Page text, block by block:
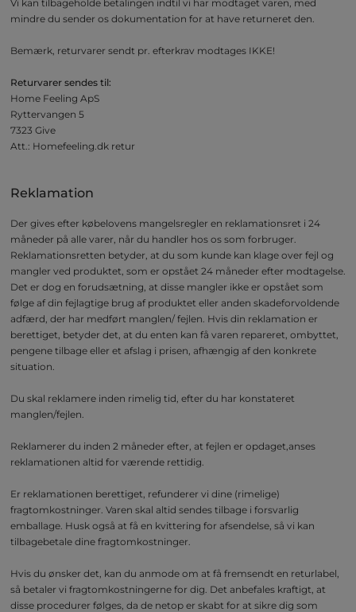
Vi kan tilbageholde betalingen indtil vi har modtaget varen, med
mindre du sender os dokumentation for at have returneret den.
Bemærk, returvarer sendt pr. efterkrav modtages IKKE!
Returvarer sendes til:
Home Feeling ApS
Ryttervangen 5
7323 Give
Att.: Homefeeling.dk retur
Reklamation
Der gives efter købelovens mangelsregler en reklamationsret i 24
måneder på alle varer, når du handler hos os som forbruger.
Reklamationsretten betyder, at du som kunde kan klage over fejl og
mangler ved produktet, som er opstået 24 måneder efter modtagelse.
Det er dog en forudsætning, at disse mangler ikke er opstået som
følge af din fejlagtige brug af produktet eller anden skadeforvoldende
adfærd, der har medført manglen/ fejlen. Hvis din reklamation er
berettiget, betyder det, at du enten kan få varen repareret, ombyttet,
pengene tilbage eller et afslag i prisen, afhængig af den konkrete
situation.
Du skal reklamere inden rimelig tid, efter du har konstateret
manglen/fejlen.
Reklamerer du inden 2 måneder efter, at fejlen er opdaget,anses
reklamationen altid for værende rettidig.
Er reklamationen berettiget, refunderer vi dine (rimelige)
fragtomkostninger. Varen skal altid sendes tilbage i forsvarlig
emballage. Husk også at få en kvittering for afsendelse, så vi kan
tilbagebetale dine fragtomkostninger.
Hvis du ønsker det, kan du anmode om at få fremsendt en returlabel,
så betaler vi fragtomkostningerne for dig. Det anbefales kraftigt, at
disse procedurer følges, da de netop er skabt for at sikre dig som